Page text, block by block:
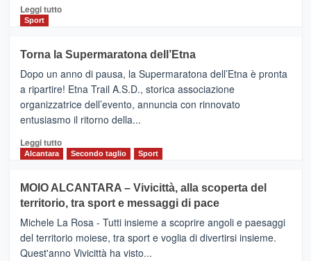
Leggi tuttoLeggi
BROOKS
SuperMaratona
dell’Etna,
presentata
l’edizione
2026
Sport
Torna la Supermaratona dell’Etna
Dopo un anno di pausa, la Supermaratona dell’Etna è pronta
a ripartire! Etna Trail A.S.D., storica associazione
organizzatrice dell’evento, annuncia con rinnovato
entusiasmo il ritorno della...
Leggi tuttoLeggi
Torna
la
Supermaratona
dell’Etna
Alcantara Secondo taglio Sport
MOIO ALCANTARA – Vivicittà, alla scoperta del
territorio, tra sport e messaggi di pace
Michele La Rosa - Tutti insieme a scoprire angoli e paesaggi
del territorio moiese, tra sport e voglia di divertirsi insieme.
Quest'anno Vivicittà ha visto...